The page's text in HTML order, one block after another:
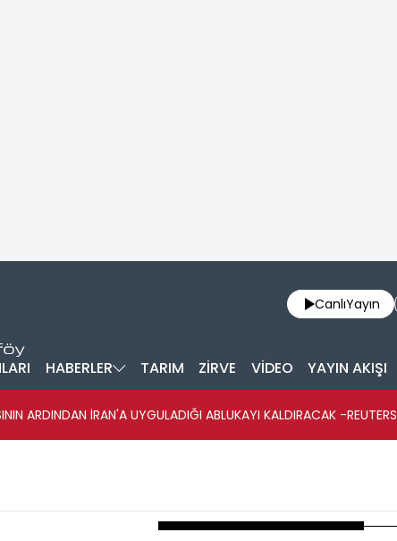
CanlıYayın
HABERLER TARIM ZİRVE VİDEO YAYIN AKIŞI
ARDINDAN İRAN'A UYGULADIĞI ABLUKAYI KALDIRACAK -REUTERS